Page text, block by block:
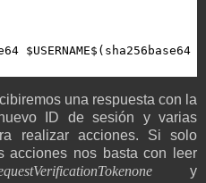
$USERNAME$(sha256base64
una respuesta con la
ID de sesión y varias
realizar acciones. Si solo
acciones nos basta con leer
y